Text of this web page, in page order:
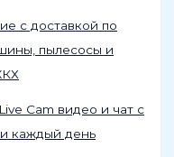
с доставкой по
пылесосы и
Cam видео и чат с
каждый день